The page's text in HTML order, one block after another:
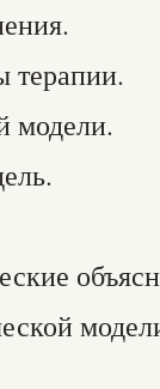
терапии.
модели.